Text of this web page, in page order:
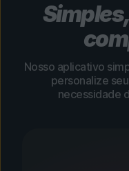
Nosso aplicativo
personalize
necessidade